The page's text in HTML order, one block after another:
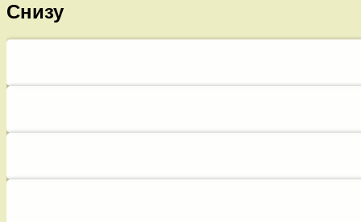
Снизу